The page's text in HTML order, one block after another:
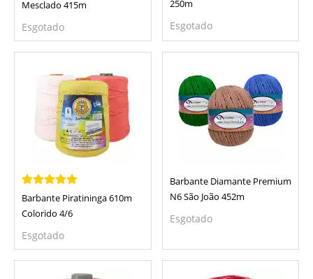
Mesclado 415m
Esgotado
250m
Esgotado
Barbante Piratininga 610m
Colorido 4/6
Esgotado
Barbante Diamante Premium
N6 São João 452m
Esgotado